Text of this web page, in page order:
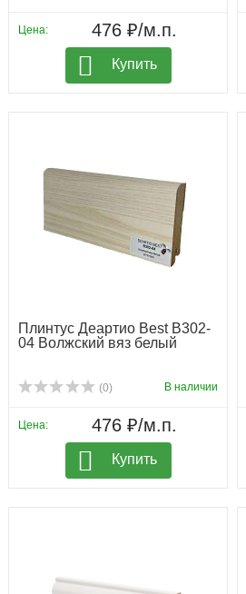
Цена: 476 ₽/м.п.
Купить
Плинтус Деартио Best B302-
04 Волжский вяз белый
(0) В наличии
Цена: 476 ₽/м.п.
Купить